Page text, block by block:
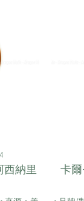
西納里
卡爾